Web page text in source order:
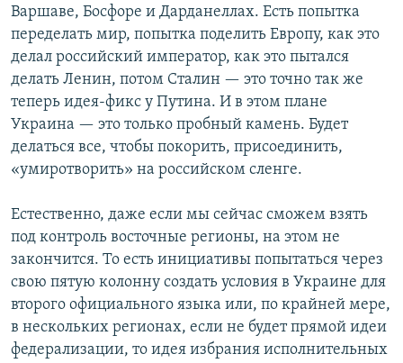
Варшаве, Босфоре и Дарданеллах. Есть попытка
переделать мир, попытка поделить Европу, как это
делал российский император, как это пытался
делать Ленин, потом Сталин — это точно так же
теперь идея-фикс у Путина. И в этом плане
Украина — это только пробный камень. Будет
делаться все, чтобы покорить, присоединить,
«умиротворить» на российском сленге.
Естественно, даже если мы сейчас сможем взять
под контроль восточные регионы, на этом не
закончится. То есть инициативы попытаться через
свою пятую колонну создать условия в Украине для
второго официального языка или, по крайней мере,
в нескольких регионах, если не будет прямой идеи
федерализации, то идея избрания исполнительных